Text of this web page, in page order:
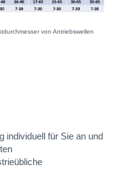
von Antriebswellen
individuell für Sie an und